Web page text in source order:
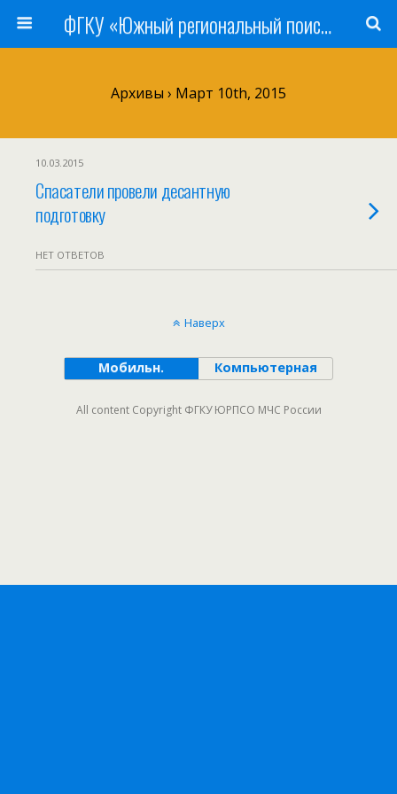
ФГКУ «Южный региональный поисково-спасательный отряд» МЧС России
Архивы › Март 10th, 2015
10.03.2015
Спасатели провели десантную
подготовку
НЕТ ОТВЕТОВ
Наверх
Мобильн. Компьютерная
All content Copyright ФГКУ ЮРПСО МЧС России